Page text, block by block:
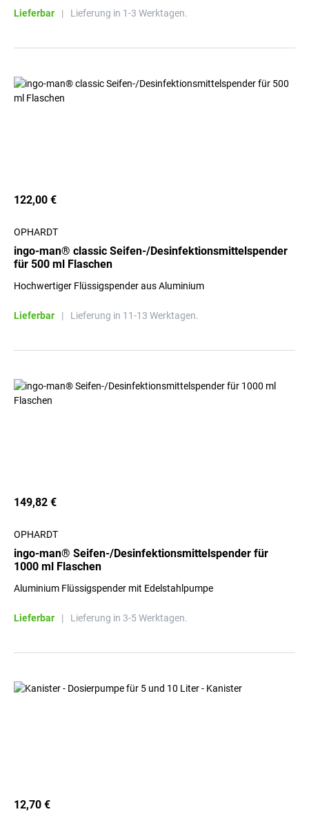
Lieferbar | Lieferung in 1-3 Werktagen.
122,00 €
OPHARDT
ingo-man® classic Seifen-/Desinfektionsmittelspender
für 500 ml Flaschen
Hochwertiger Flüssigspender aus Aluminium
Lieferbar | Lieferung in 11-13 Werktagen.
149,82 €
OPHARDT
ingo-man® Seifen-/Desinfektionsmittelspender für
1000 ml Flaschen
Aluminium Flüssigspender mit Edelstahlpumpe
Lieferbar | Lieferung in 3-5 Werktagen.
12,70 €